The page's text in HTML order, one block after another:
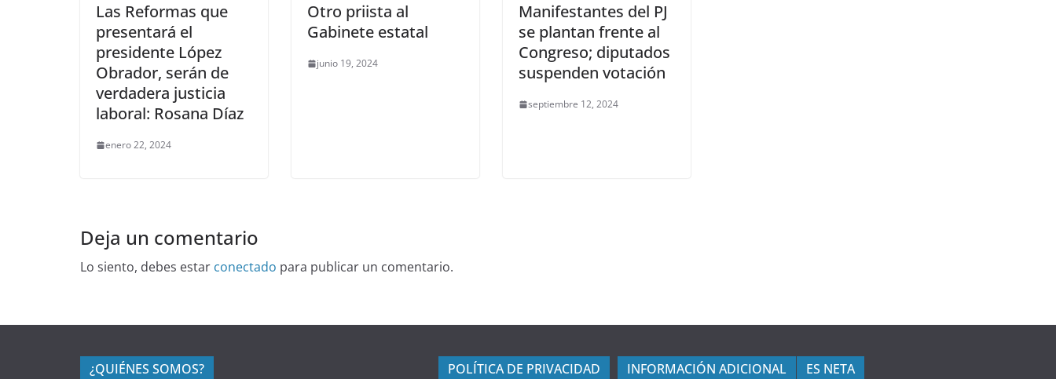
Las Reformas que
presentará el
presidente López
Obrador, serán de
verdadera justicia
laboral: Rosana Díaz
enero 22, 2024
Otro priista al
Gabinete estatal
junio 19, 2024
Manifestantes del PJ
se plantan frente al
Congreso; diputados
suspenden votación
septiembre 12, 2024
Deja un comentario
Lo siento, debes estar conectado para publicar un comentario.
¿QUIÉNES SOMOS? POLÍTICA DE PRIVACIDAD INFORMACIÓN ADICIONAL ES NETA